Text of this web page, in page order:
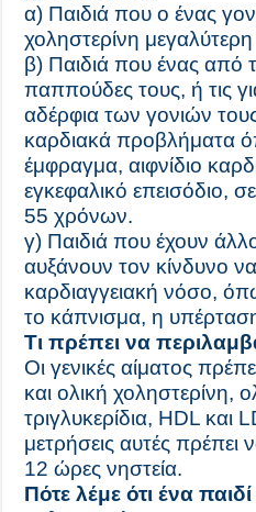
α) Παιδιά που ο ένας
χοληστερίνη
β) Παιδιά που ένας από
παππούδες τους, ή τις
αδέρφια των γονιών
καρδιακά προβλήματα
έμφραγμα, αιφνίδιο
εγκεφαλικό επεισόδιο,
55 χρόνων.
γ) Παιδιά που έχουν
αυξάνουν τον κίνδυνο
καρδιαγγειακή νόσο,
το κάπνισμα, η
Τι πρέπει να
Οι γενικές αίματος
και ολική χοληστερίνη,
τριγλυκερίδια, HDL
μετρήσεις αυτές πρέπει
12 ώρες νηστεία.
Πότε λέμε ότι ένα